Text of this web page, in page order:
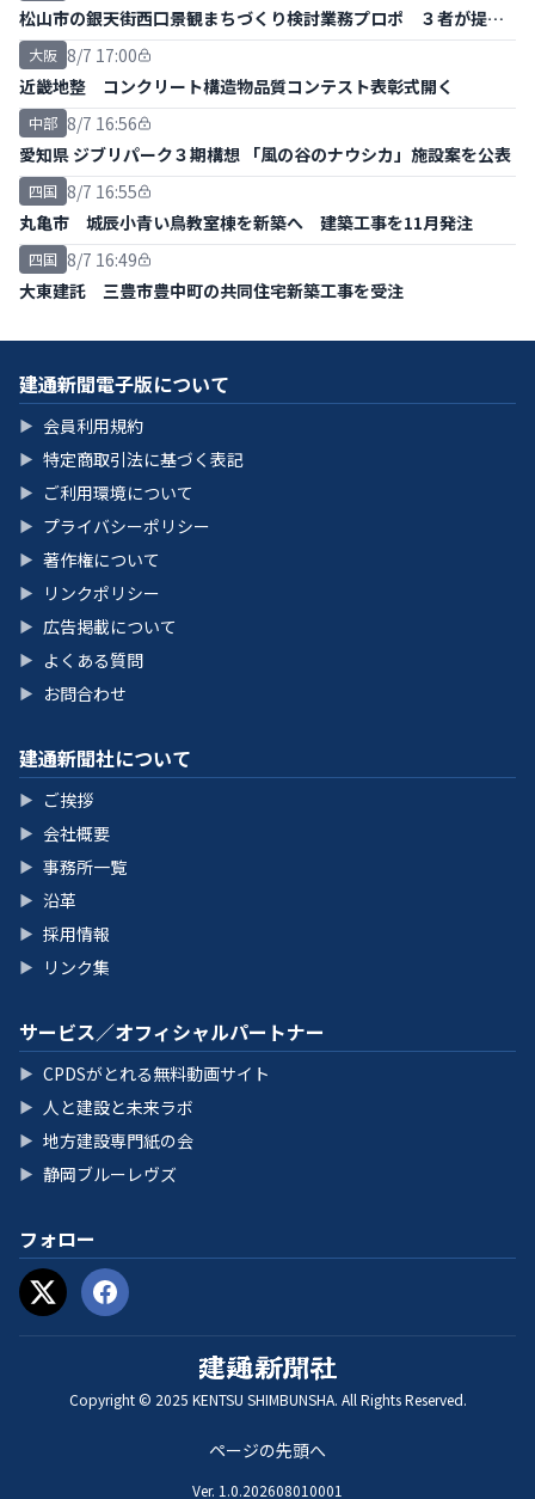
松山市の銀天街西口景観まちづくり検討業務プロポ ３者が提案
書提出
大阪 8/7 17:00
近畿地整 コンクリート構造物品質コンテスト表彰式開く
中部 8/7 16:56
愛知県 ジブリパーク３期構想 「風の谷のナウシカ」施設案を公表
四国 8/7 16:55
丸亀市 城辰小青い鳥教室棟を新築へ 建築工事を11月発注
四国 8/7 16:49
大東建託 三豊市豊中町の共同住宅新築工事を受注
建通新聞電子版について
▶ 会員利用規約
▶ 特定商取引法に基づく表記
▶ ご利用環境について
▶ プライバシーポリシー
▶ 著作権について
▶ リンクポリシー
▶ 広告掲載について
▶ よくある質問
▶ お問合わせ
建通新聞社について
▶ ご挨拶
▶ 会社概要
▶ 事務所一覧
▶ 沿革
▶ 採用情報
▶ リンク集
サービス／オフィシャルパートナー
▶ CPDSがとれる無料動画サイト
▶ 人と建設と未来ラボ
▶ 地方建設専門紙の会
▶ 静岡ブルーレヴズ
フォロー
Copyright © 2025 KENTSU SHIMBUNSHA. All Rights Reserved.
ページの先頭へ
Ver. 1.0.202608010001